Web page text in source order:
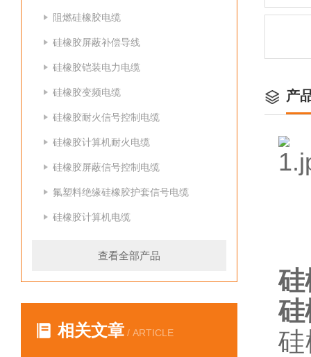
阻燃硅橡胶电缆
硅橡胶屏蔽补偿导线
硅橡胶铠装电力电缆
硅橡胶变频电缆
硅橡胶耐火信号控制电缆
硅橡胶计算机耐火电缆
硅橡胶屏蔽信号控制电缆
氟塑料绝缘硅橡胶护套信号电缆
硅橡胶计算机电缆
查看全部产品
相关文章 / ARTICLE
产
硅
硅
硅